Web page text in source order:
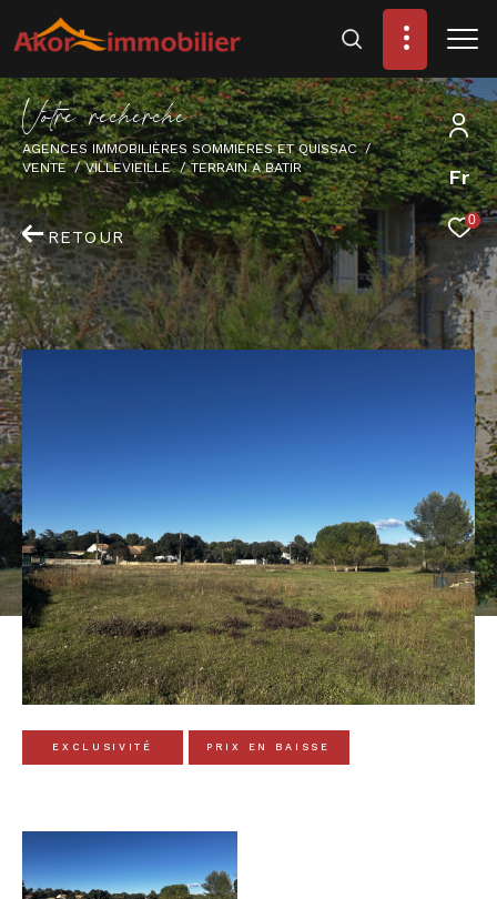
Fr
0
Votre recherche
AGENCES IMMOBILIÈRES SOMMIÈRES ET QUISSAC
VENTE
VILLEVIEILLE TERRAIN A BATIR
RETOUR
EXCLUSIVITÉ PRIX EN BAISSE